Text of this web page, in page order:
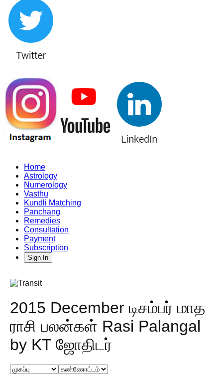
Home
Astrology
Numerology
Vasthu
Kundli Matching
Panchang
Remedies
Consultation
Payment
Subscription
Sign In
2015 December டிசம்பர் மாத
ராசி பலன்கள் Rasi Palangal
by KT ஜோதிடர்